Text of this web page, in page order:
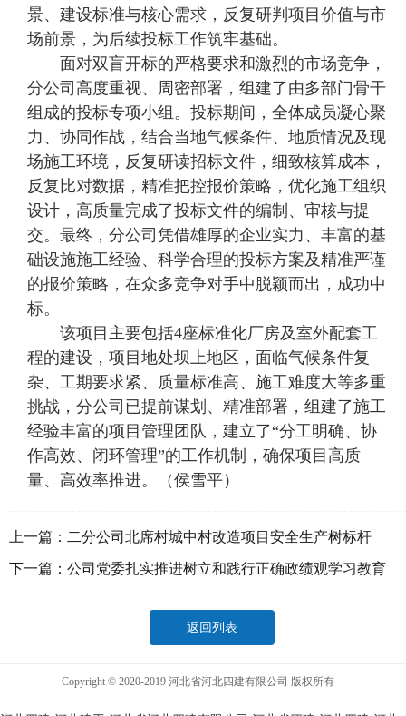
景、建设标准与核心需求，反复研判项目价值与市
场前景，为后续投标工作筑牢基础。
面对双盲开标的严格要求和激烈的市场竞争，
分公司高度重视、周密部署，组建了由多部门骨干
组成的投标专项小组。投标期间，全体成员凝心聚
力、协同作战，结合当地气候条件、地质情况及现
场施工环境，反复研读招标文件，细致核算成本，
反复比对数据，精准把控报价策略，优化施工组织
设计，高质量完成了投标文件的编制、审核与提
交。最终，分公司凭借雄厚的企业实力、丰富的基
础设施施工经验、科学合理的投标方案及精准严谨
的报价策略，在众多竞争对手中脱颖而出，成功中
标。
该项目主要包括4座标准化厂房及室外配套工
程的建设，项目地处坝上地区，面临气候条件复
杂、工期要求紧、质量标准高、施工难度大等多重
挑战，分公司已提前谋划、精准部署，组建了施工
经验丰富的项目管理团队，建立了“分工明确、协
作高效、闭环管理”的工作机制，确保项目高质
量、高效率推进。（侯雪平）
上一篇： 二分公司北席村城中村改造项目安全生产树标杆
下一篇： 公司党委扎实推进树立和践行正确政绩观学习教育
返回列表
Copyright © 2020-2019 河北省河北四建有限公司 版权所有